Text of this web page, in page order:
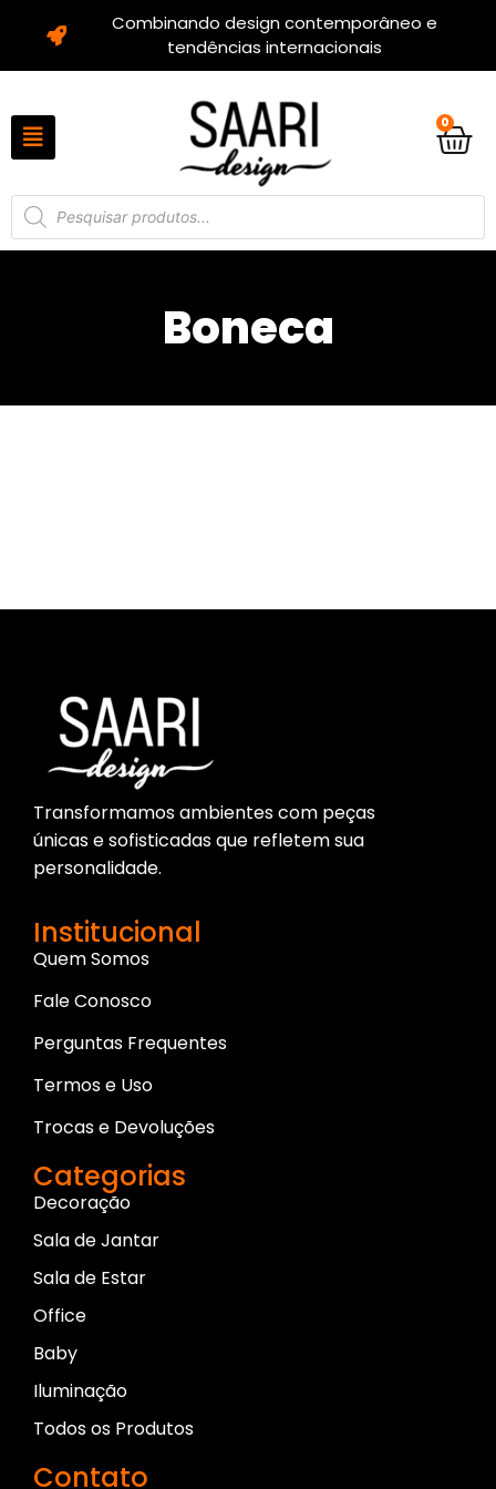
Combinando design contemporâneo e
tendências internacionais
0
Boneca
Transformamos ambientes com peças
únicas e sofisticadas que refletem sua
personalidade.
Institucional
Quem Somos
Fale Conosco
Perguntas Frequentes
Termos e Uso
Trocas e Devoluções
Categorias
Decoração
Sala de Jantar
Sala de Estar
Office
Baby
Iluminação
Todos os Produtos
Contato